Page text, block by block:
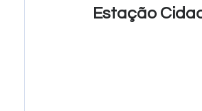
Estação